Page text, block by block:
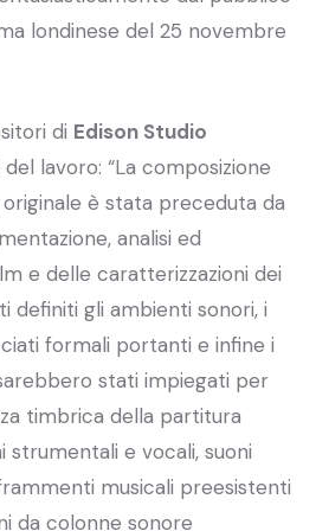
londinese del 25 novembre
di Edison Studio
lavoro: “La composizione
è stata preceduta da
analisi ed
e delle caratterizzazioni dei
definiti gli ambienti sonori, i
formali portanti e infine i
stati impiegati per
timbrica della partitura
e vocali, suoni
musicali preesistenti
da colonne sonore